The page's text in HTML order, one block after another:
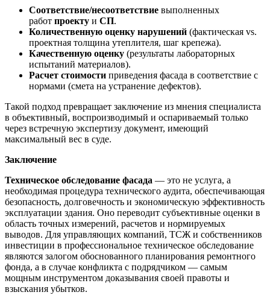
Соответствие/несоответствие выполненных
работ проекту и СП.
Количественную оценку нарушений (фактическая vs.
проектная толщина утеплителя, шаг крепежа).
Качественную оценку (результаты лабораторных
испытаний материалов).
Расчет стоимости приведения фасада в соответствие с
нормами (смета на устранение дефектов).
Такой подход превращает заключение из мнения специалиста
в объективный, воспроизводимый и оспариваемый только
через встречную экспертизу документ, имеющий
максимальный вес в суде.
Заключение
Техническое обследование фасада — это не услуга, а
необходимая процедура технического аудита, обеспечивающая
безопасность, долговечность и экономическую эффективность
эксплуатации здания. Оно переводит субъективные оценки в
область точных измерений, расчетов и нормируемых
выводов. Для управляющих компаний, ТСЖ и собственников
инвестиции в профессиональное техническое обследование
являются залогом обоснованного планирования ремонтного
фонда, а в случае конфликта с подрядчиком — самым
мощным инструментом доказывания своей правоты и
взыскания убытков.